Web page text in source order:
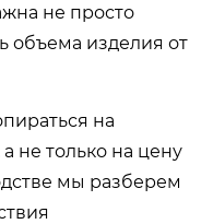
не просто
объема изделия от
на
не только на цену
мы разберем